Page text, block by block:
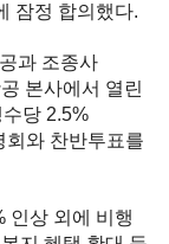
잠정 합의했다.
과 조종사
본사에서 열린
당 2.5%
회와 찬반투표를
인상 외에 비행